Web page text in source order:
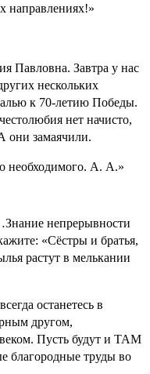
направлениях!»
Павловна. Завтра у нас
нескольких
к 70-летию Победы.
нет начисто,
они замаячили.
необходимого. А. А.»
непрерывности
«Сёстры и братья,
растут в мелькании
останетесь в
другом,
Пусть будут и ТАМ
благородные труды во